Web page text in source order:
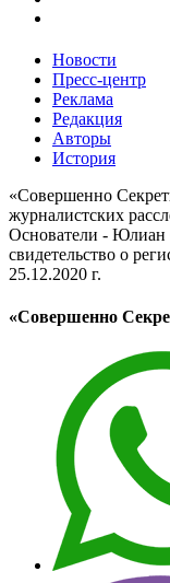
Новости
Пресс-центр
Реклама
Редакция
Авторы
История
«Совершенно
журналистских
Основатели -
свидетельство о
25.12.2020 г.
«Совершенно